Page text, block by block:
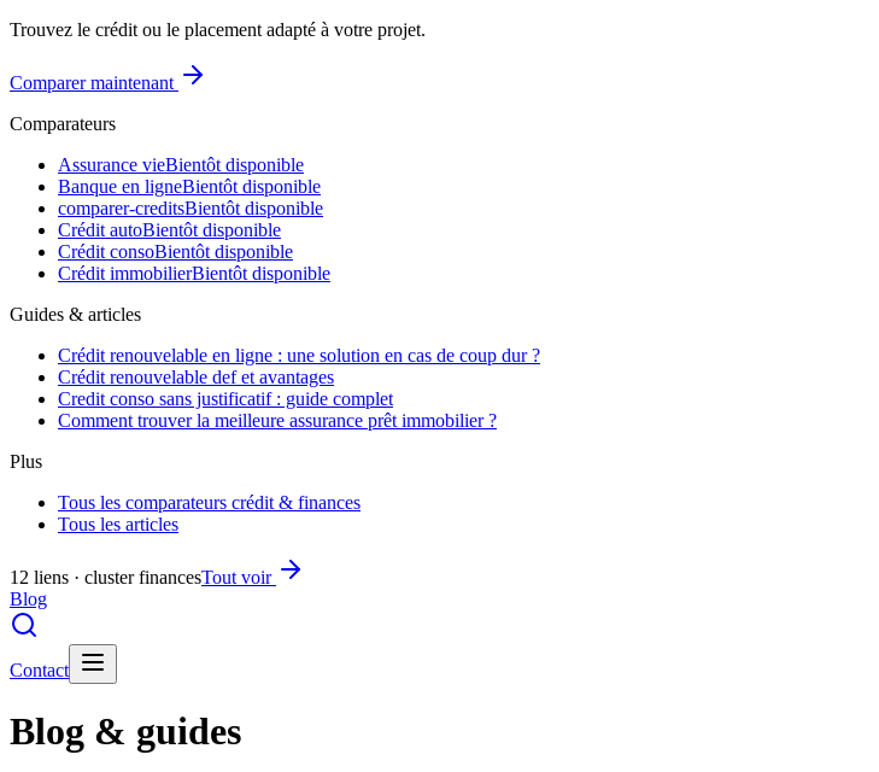
Trouvez le crédit ou le placement adapté à votre projet.
Comparer maintenant
Comparateurs
Assurance vieBientôt disponible
Banque en ligneBientôt disponible
comparer-creditsBientôt disponible
Crédit autoBientôt disponible
Crédit consoBientôt disponible
Crédit immobilierBientôt disponible
Guides & articles
Crédit renouvelable en ligne : une solution en cas de coup dur ?
Crédit renouvelable def et avantages
Credit conso sans justificatif : guide complet
Comment trouver la meilleure assurance prêt immobilier ?
Plus
Tous les comparateurs crédit & finances
Tous les articles
12 liens · cluster financesTout voir
Blog
Contact
Blog & guides